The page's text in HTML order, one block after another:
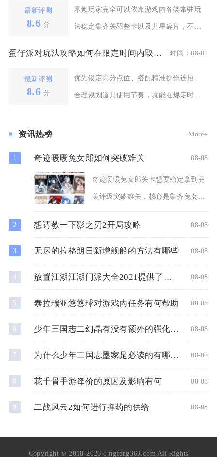
最新评测
8.6 分
零氪玩家完全可以依靠游戏内各类常驻玩
法稳定集齐关羽整卡以及升星碎片，不用
蛋仔派对玩法攻略如何在限定时间内取得更高分数 时间：08-01
最新评测
8.6 分
优先锁定高分点位、搭配精准操作连招、
合理规划道具使用节奏，就能在规定时长
资讯热榜 More+
1 奇迹暖暖兔女郎如何突破难关 08-08
奇迹暖暖兔女郎关卡想要稳定拿到完
美评级突破难关，核心是集齐兔女郎
连衣裙与兔女郎头饰两件核心
2 想请教一下影之刃2开局攻略 08-08
3 无尽的拉格朗日新增舰船的方法有哪些 08-08
4 放置江湖江湖门派大全2021提供了几种门派选择 08-08
5 泰拉瑞亚悠悠球对游戏内任务有何帮助 08-08
6 少年三国志二幻晶有没有额外的强化效果 08-08
7 为什么少年三国志墨家是必读的有哪些推荐理由 08-08
8 花千骨手游降价的原因及影响有何 08-08
9 二战风云2如何进行弹药的供给 08-08
Copyright © 2018-2026 qingfeng363.com All Rights